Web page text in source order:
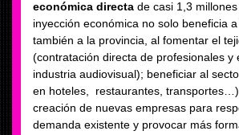
económica directa de casi 1,3
inyección económica no solo beneficia a
también a la provincia, al fomentar el
(contratación directa de profesionales y
industria audiovisual); beneficiar al
en hoteles, restaurantes,
creación de nuevas empresas para
demanda existente y provocar más